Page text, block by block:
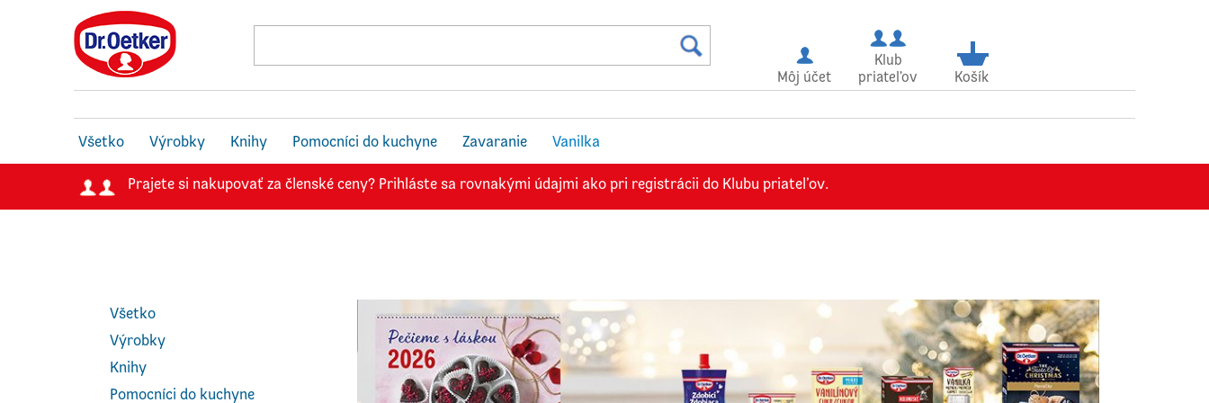
Môj účet
Klub
priateľov
Košík
Všetko Výrobky Knihy Pomocníci do kuchyne Zavaranie Vanilka
Prajete si nakupovať za členské ceny? Prihláste sa rovnakými údajmi ako pri registrácii do Klubu priateľov.
Všetko
Výrobky
Knihy
Pomocníci do kuchyne